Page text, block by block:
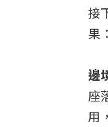
接
果：
邊
座
用